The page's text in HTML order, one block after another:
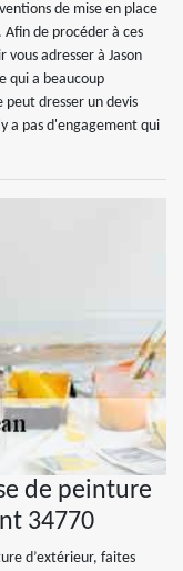
de mise en place
de procéder à ces
adresser à Jason
qui a beaucoup
dresser un devis
a pas d'engagement qui
de peinture
34770
d’extérieur, faites